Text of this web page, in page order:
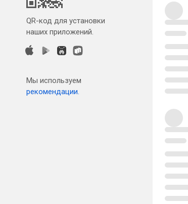
QR-код для установки
наших приложений.
Мы используем
рекомендации.